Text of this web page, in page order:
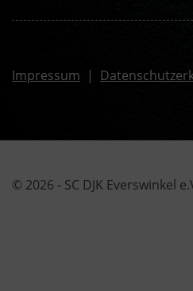
Impressum |
© 2026 - SC DJK Everswinkel